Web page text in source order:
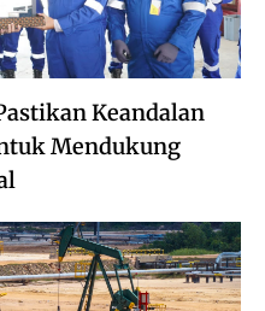
Keandalan
Mendukung